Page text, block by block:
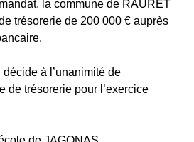
la commune de RAURET
trésorerie de 200 000 € auprès
à l’unanimité de
de trésorerie pour l’exercice